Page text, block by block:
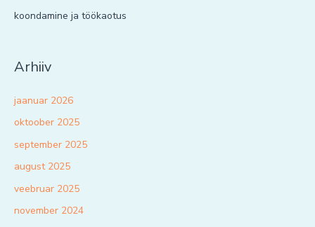
koondamine ja töökaotus
Arhiiv
jaanuar 2026
oktoober 2025
september 2025
august 2025
veebruar 2025
november 2024